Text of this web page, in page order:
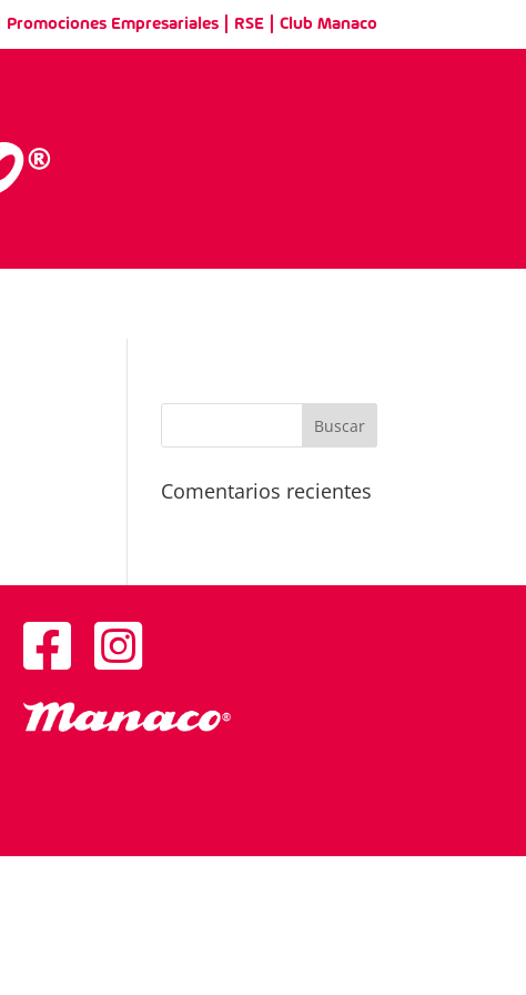
Promociones Empresariales| RSE| Club Manaco
Comentarios recientes